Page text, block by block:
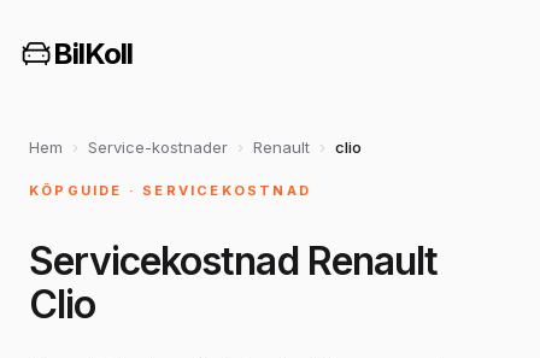
BilKoll
Hem › Service-kostnader › Renault › clio
KÖPGUIDE · SERVICEKOSTNAD
Servicekostnad Renault
Clio